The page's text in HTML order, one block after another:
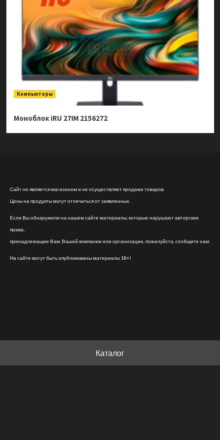
Компьютеры
Моноблок iRU 27IM 2156272
Сайт не является магазином и не осуществляет продажи товаров.
Цены на продукты могут отличаться от заявленных.
Если Вы обнаружили на нашем сайте материалы, которые нарушают авторские
права,
принадлежащие Вам, Вашей компании или организации, пожалуйста, сообщите нам.
На сайте могут быть опубликованы материалы 18+!
Каталог